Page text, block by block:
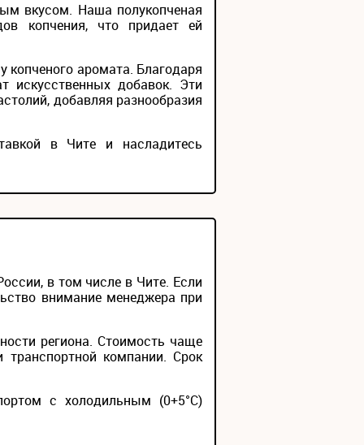
вкусом. Наша полукопченая
копчения, что придает ей
копченого аромата. Благодаря
искусственных добавок. Эти
добавляя разнообразия
в Чите и насладитесь
в том числе в Чите. Если
внимание менеджера при
региона. Стоимость чаще
компании. Срок
с холодильным (0+5°С)